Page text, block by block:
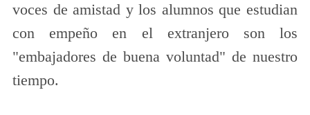
voces de amistad y los alumnos que estudian
con empeño en el extranjero son los
"embajadores de buena voluntad" de nuestro
tiempo.